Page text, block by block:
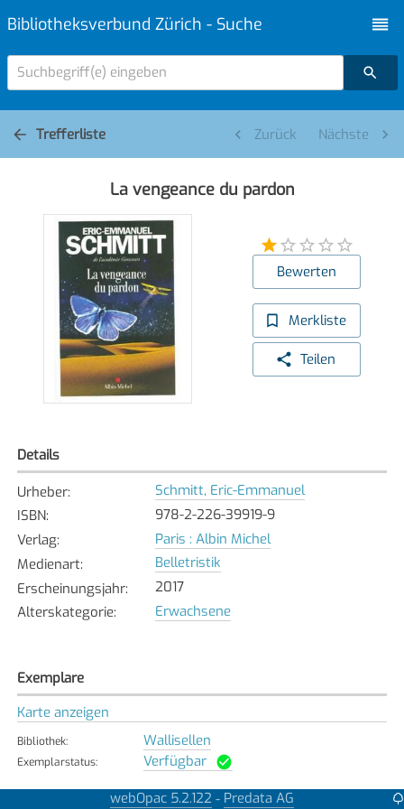
Bibliotheksverbund Zürich - Suche
Suchbegriff(e) eingeben
Trefferliste Zurück Nächste
La vengeance du pardon
Bewerten
Merkliste
Teilen
Details
Urheber:
Schmitt, Eric-Emmanuel
ISBN:
978-2-226-39919-9
Verlag:
Paris : Albin Michel
Medienart:
Belletristik
Erscheinungsjahr:
2017
Alterskategorie: Erwachsene
Exemplare
Karte anzeigen
Bibliothek: Wallisellen
Exemplarstatus: Verfügbar
webOpac 5.2.122 - Predata AG